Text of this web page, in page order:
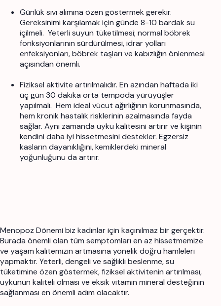
Günlük sıvı alımına özen göstermek gerekir.
Gereksinimi karşılamak için günde 8-10 bardak su
içilmeli. Yeterli suyun tüketilmesi; normal böbrek
fonksiyonlarının sürdürülmesi, idrar yolları
enfeksiyonları, böbrek taşları ve kabızlığın önlenmesi
açısından önemli.
Fiziksel aktivite artırılmalıdır. En azından haftada iki
üç gün 30 dakika orta tempoda yürüyüşler
yapılmalı. Hem ideal vücut ağırlığının korunmasında,
hem kronik hastalık risklerinin azalmasında fayda
sağlar. Aynı zamanda uyku kalitesini artırır ve kişinin
kendini daha iyi hissetmesini destekler. Egzersiz
kasların dayanıklığını, kemiklerdeki mineral
yoğunluğunu da artırır.
Menopoz Dönemi biz kadınlar için kaçınılmaz bir gerçektir.
Burada önemli olan tüm semptomları en az hissetmemize
ve yaşam kalitemizin artmasına yönelik doğru hamleleri
yapmaktır. Yeterli, dengeli ve sağlıklı beslenme, su
tüketimine özen göstermek, fiziksel aktivitenin artırılması,
uykunun kaliteli olması ve eksik vitamin mineral desteğinin
sağlanması en önemli adım olacaktır.